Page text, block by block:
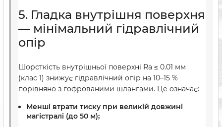
5. Гладка внутрішня поверхня
— мінімальний гідравлічний
опір
Шорсткість внутрішньої поверхні Ra ≤ 0.01 мм
(клас 1) знижує гідравлічний опір на 10–15 %
порівняно з гофрованими шлангами. Це означає:
Менші втрати тиску при великій довжині
магістралі (до 50 м);